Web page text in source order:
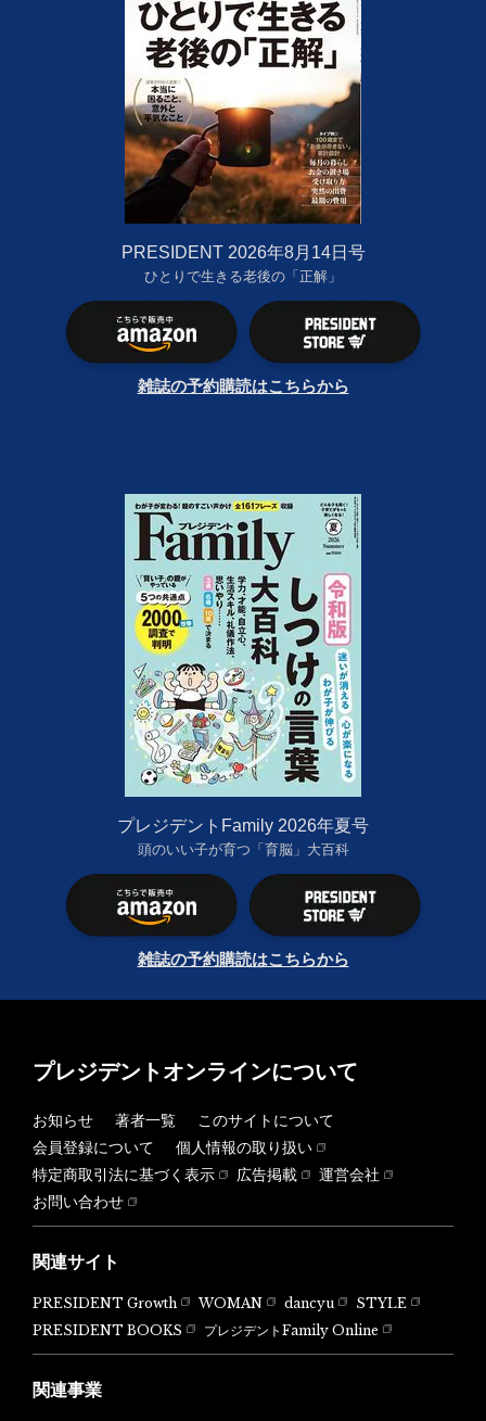
PRESIDENT 2026年8月14日号
ひとりで生きる老後の「正解」
雑誌の予約購読はこちらから
プレジデントFamily 2026年夏号
頭のいい子が育つ「育脳」大百科
雑誌の予約購読はこちらから
プレジデントオンラインについて
お知らせ 著者一覧
このサイトについて
会員登録について
個人情報の取り扱い
特定商取引法に基づく表示
広告掲載
運営会社
お問い合わせ
関連サイト
PRESIDENT Growth WOMAN dancyu
STYLE
PRESIDENT BOOKS
プレジデントFamily Online
関連事業